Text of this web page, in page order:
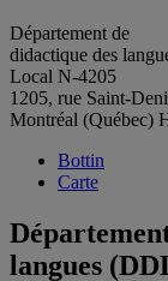
Département de
didactique des
Local N-4205
1205, rue Saint-
Montréal (Québec)
Bottin
Carte
langues